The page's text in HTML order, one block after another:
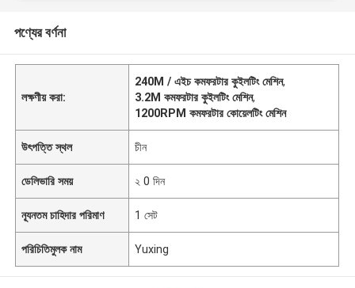
পণ্যের বর্ণনা
লক্ষণীয় করা:
240M / এইচ কমফরটার কুইলটিং মেশিন,
3.2M কমফরটার কুইলটিং মেশিন,
1200RPM কমফরটার কোয়েলটিং মেশিন
উৎপত্তি স্থল চীন
ডেলিভারি সময় ২ 0 দিন
ন্যূনতম চাহিদার পরিমাণ 1 সেট
পরিচিতিমুলক নাম Yuxing